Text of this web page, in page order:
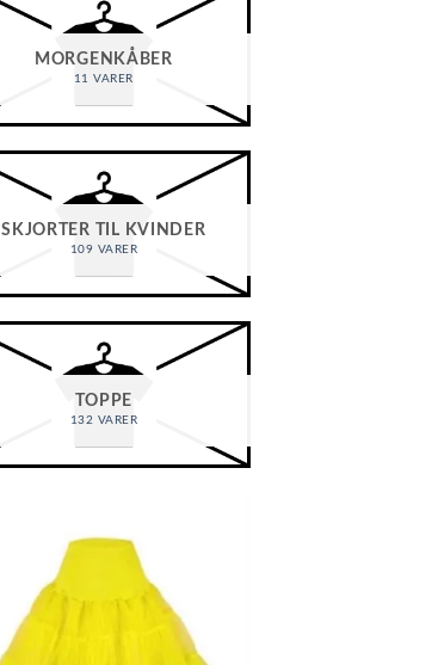
MORGENKÅBER
11 VARER
SKJORTER TIL KVINDER
109 VARER
TOPPE
132 VARER